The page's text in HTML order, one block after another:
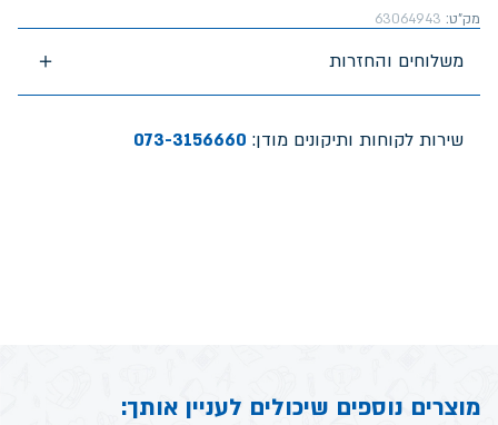
מק"ט: 63064943
משלוחים והחזרות
שירות לקוחות ותיקונים מודן: 073-3156660
מוצרים נוספים שיכולים לעניין אותך: